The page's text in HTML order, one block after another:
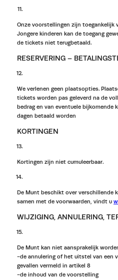
Onze voorstellingen zijn toegankelijk
Jongere kinderen kan de toegang
de tickets niet terugbetaald.
RESERVERING –
We verlenen geen plaatsopties.
tickets worden pas geleverd na de
bedrag en van eventuele bijkomende
dagen betaald worden
KORTINGEN
Kortingen zijn niet cumuleerbaar.
De Munt beschikt over verschillende
samen met de voorwaarden, vindt u
WIJZIGING, ANNULERING,
De Munt kan niet aansprakelijk
-de annulering of het uitstel van een
gevallen vermeld in artikel 8
-de inhoud van de voorstelling